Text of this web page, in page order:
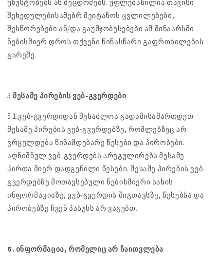
უზუსტობებს ან შეცდომებს. უფლებასილია თავისი
შეხედულებისამებრ შეიტანოს ცვლილებები,
შესწორებები ან/და გაუმჯობესებები ამ შინაარსში
ნებისმიერ დროს თქვენი წინასწარი გაფრთხილების
გარეშე.
5.მესამე პირების ვებ-გვერდები
5.1.ვებ-გვერდიდან შესაძლოა გადამისამართდეთ
მესამე პირების ვებ-გვერდებზე, რომლებზეც არ
ვრცელდება წინამდებარე წესები და პირობები.
აღნიშნულ ვებ-გვერდებს არეგულირებს მესამე
პირთა მიერ დადგენილი წესები. მესამე პირების ვებ-
გვერდებზე მოთავსებული ნებისმიერი სახის
ინფორმაციაზე, ვებ-გვერდის შიგთავსზე, წესებსა და
პირობებზე ჩვენ პასუხს არ ვაგებთ.
6. ინფორმაცია, რომელიც არ ჩაითვლება